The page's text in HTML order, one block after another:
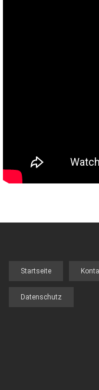
FOOTER
Startseite
Datenschutz